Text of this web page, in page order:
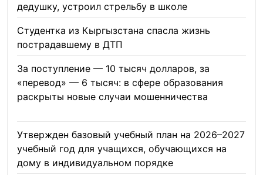
дедушку, устроил стрельбу в школе
Студентка из Кыргызстана спасла жизнь
пострадавшему в ДТП
За поступление — 10 тысяч долларов, за
«перевод» — 6 тысяч: в сфере образования
раскрыты новые случаи мошенничества
Утвержден базовый учебный план на 2026–2027
учебный год для учащихся, обучающихся на
дому в индивидуальном порядке